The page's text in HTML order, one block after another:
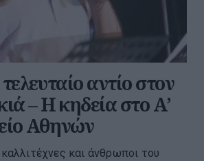
αντίο στον
– Η κηδεία στο Α’
Αθηνών
καλλιτέχνες και άνθρωποι του